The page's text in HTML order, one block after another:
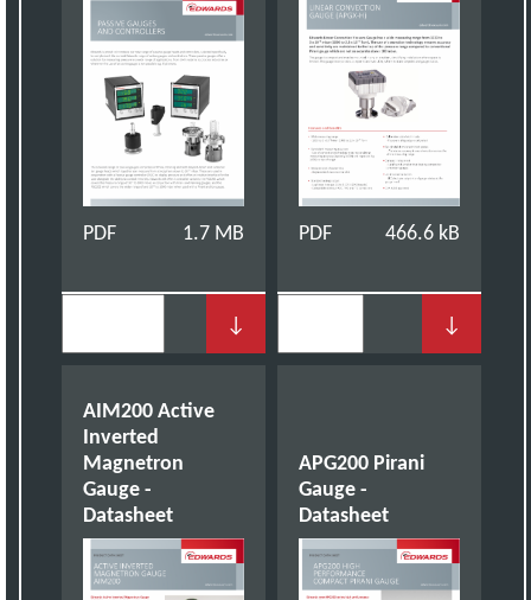
PDF 1.7 MB
↓
PDF 466.6 kB
↓
AIM200 Active
Inverted
Magnetron
Gauge -
Datasheet
APG200 Pirani
Gauge -
Datasheet